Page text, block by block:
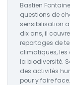
Bastien
questions de
sensibilisation
dix ans, il
reportages de
climatiques, les
la biodiversité.
des activités
pour y faire face.